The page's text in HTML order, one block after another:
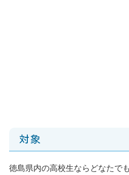
対象
徳島県内の高校生ならどなたで